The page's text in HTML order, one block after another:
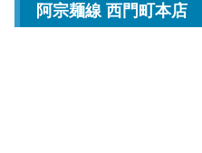
阿宗麺線 西門町本店